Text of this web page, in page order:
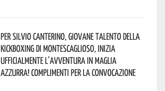
Per Silvio Canterino, giovane talento della
kickboxing di Montescaglioso, inizia
ufficialmente l’avventura in maglia
azzurra! Complimenti per la convocazione